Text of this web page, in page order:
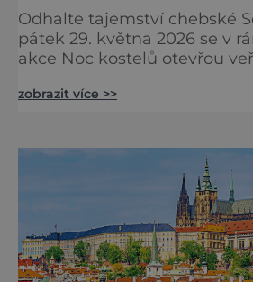
Odhalte tajemství chebské
pátek 29. května 2026 se v
akce Noc kostelů otevřou
nejzajímavějších bude
večer plný historie, hudby,
dobrodružství pro malé i
Málokdo ví, že dnešní kos
zobrazit více >>